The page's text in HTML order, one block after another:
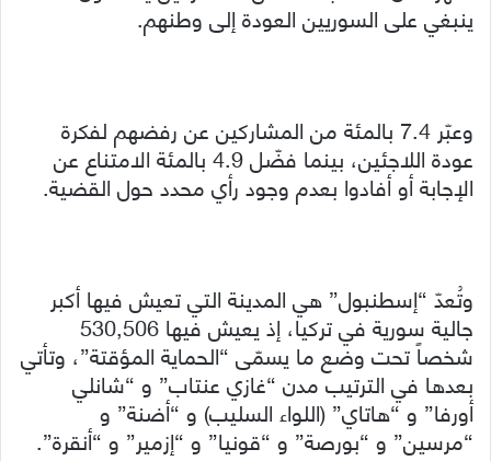
ينبغي على السوريين العودة إلى وطنهم.
وعبّر 7.4 بالمئة من المشاركين عن رفضهم لفكرة
عودة اللاجئين، بينما فضّل 4.9 بالمئة الامتناع عن
الإجابة أو أفادوا بعدم وجود رأي محدد حول القضية.
وتُعدّ “إسطنبول” هي المدينة التي تعيش فيها أكبر
جالية سورية في تركيا، إذ يعيش فيها 530,506
شخصاً تحت وضع ما يسمّى “الحماية المؤقتة”، وتأتي
بعدها في الترتيب مدن “غازي عنتاب” و “شانلي
أورفا” و “هاتاي” (اللواء السليب) و “أضنة” و
“مرسين” و “بورصة” و “قونيا” و “إزمير” و “أنقرة”.